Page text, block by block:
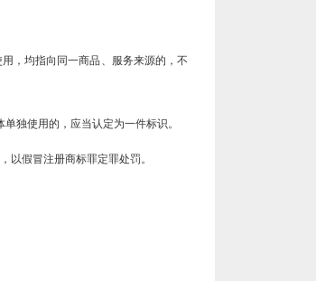
，均指向同一商品、服务来源的，不
独使用的，应当认定为一件标识。
以假冒注册商标罪定罪处罚。